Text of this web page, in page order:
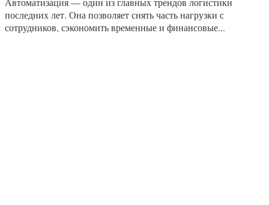
последних лет. Она позволяет снять часть нагрузки с
сотрудников, сэкономить временные и финансовые...